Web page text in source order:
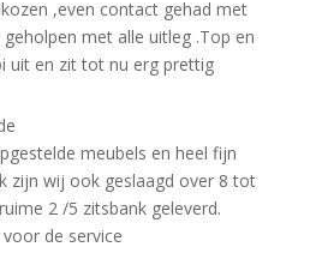
,even contact gehad met
met alle uitleg .Top en
uit en zit tot nu erg prettig
meubels en heel fijn
zijn wij ook geslaagd over 8 tot
2 /5 zitsbank geleverd.
de service